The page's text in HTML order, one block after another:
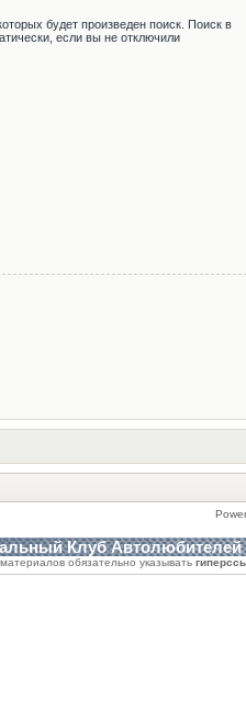
будет произведен поиск. Поиск в
если вы не отключили
Клуб Автолюбителей
обязательно указывать